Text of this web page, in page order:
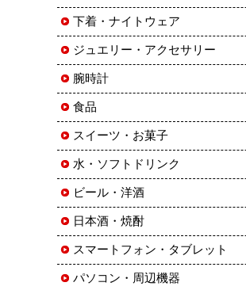
下着・ナイトウェア
ジュエリー・アクセサリー
腕時計
食品
スイーツ・お菓子
水・ソフトドリンク
ビール・洋酒
日本酒・焼酎
スマートフォン・タブレット
パソコン・周辺機器